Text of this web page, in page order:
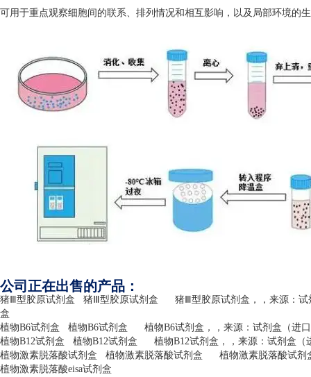
可用于重点观察细胞间的联系、排列情况和相互影响，以及局部环境的
公司正在出售的产品：
猪Ⅲ型胶原试剂盒 猪Ⅲ型胶原试剂盒
猪Ⅲ型胶原试剂盒，，来源：
盒
植物B6试剂盒 植物B6试剂盒 植物B6试剂盒，，来源：试剂盒（进
植物B12试剂盒 植物B12试剂盒 植物B12试剂盒，，来源：试剂盒（
植物激素脱落酸试剂盒
植物激素脱落酸试剂盒
植物激素脱落酸试剂
植物激素脱落酸eisa试剂盒